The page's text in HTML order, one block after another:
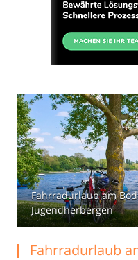
Fahrradurlaub am
Jugendherbergen
Fahrradurlaub